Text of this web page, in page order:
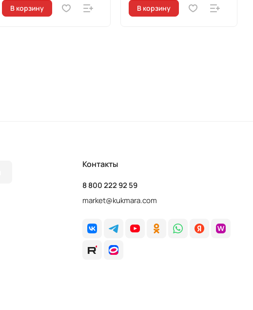
В корзину В корзину
Контакты
8 800 222 92 59
market@kukmara.com